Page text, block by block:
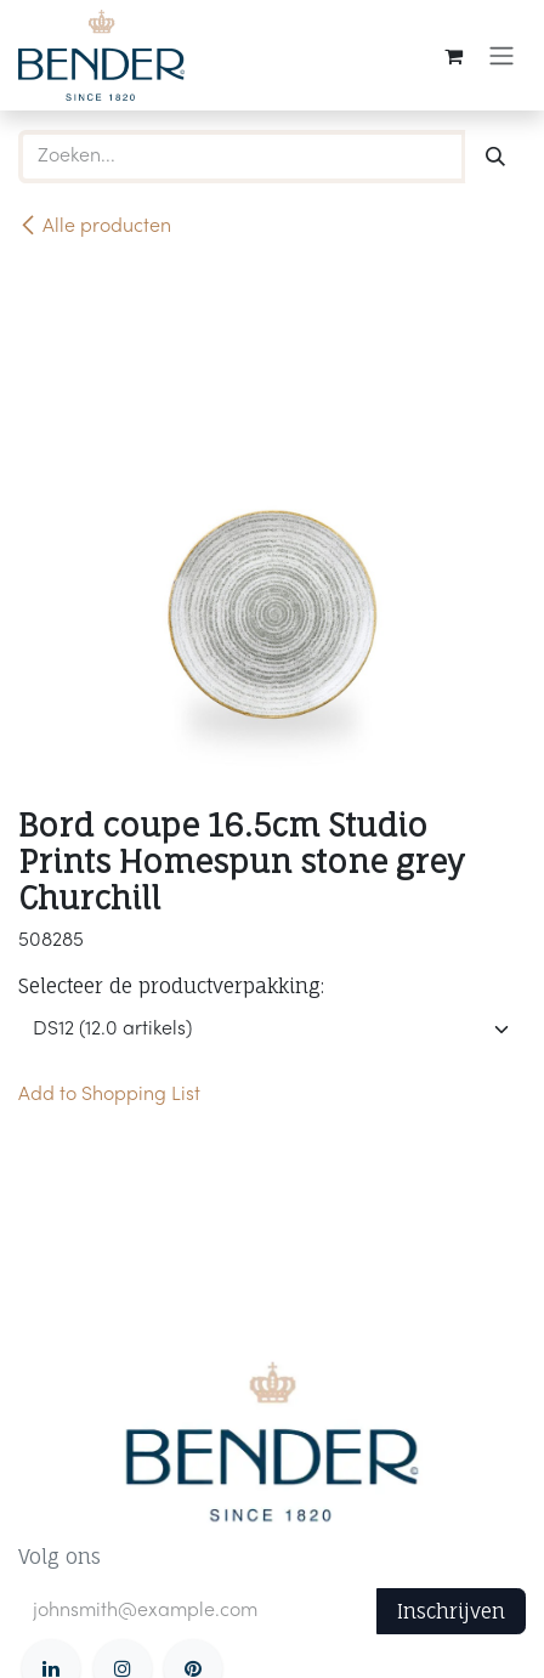
Overslaan naar inhoud
Alle producten
Bord coupe 16.5cm Studio
Prints Homespun stone grey
Churchill
508285
Selecteer de productverpakking:
Add to Shopping List
Volg ons
Inschrijven